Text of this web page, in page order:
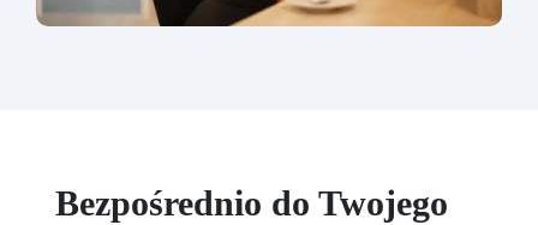
Bezpośrednio do Twojego